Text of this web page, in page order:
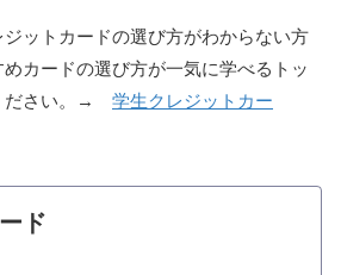
ットカードの選び方がわからない方
カードの選び方が一気に学べるトッ
ださい。→ 学生クレジットカー
ド